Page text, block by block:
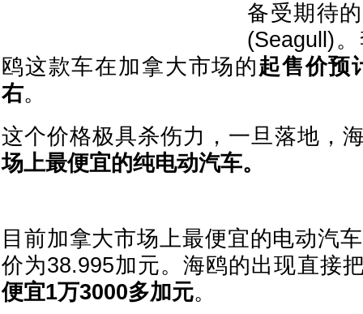
备受期待
(Seagull)
鸥这款车在加拿大市场的起售价预
右。
这个价格极具杀伤力，一旦落地，
场上最便宜的纯电动汽车。
目前加拿大市场上最便宜的电动汽
价为38.995加元。海鸥的出现直接
便宜1万3000多加元。